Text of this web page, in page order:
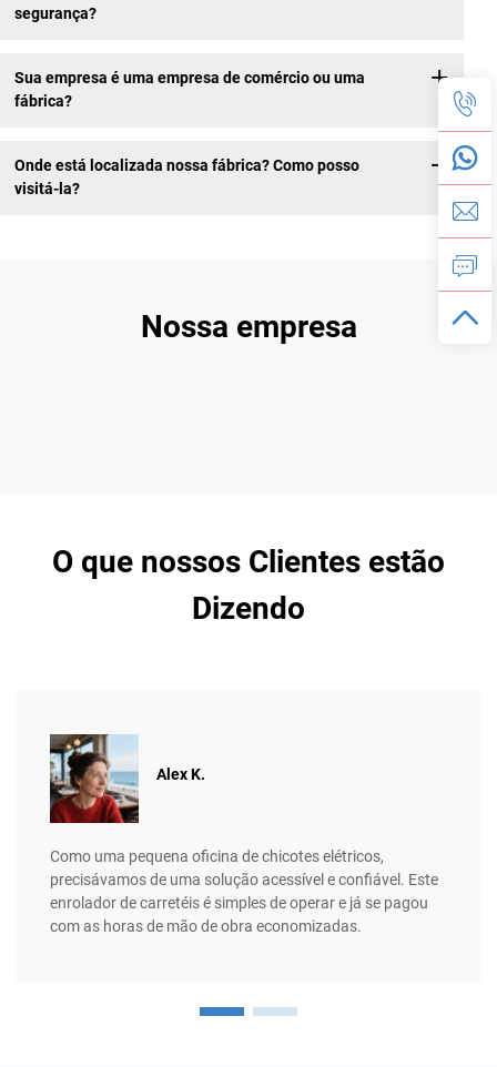
segurança?
Sua empresa é uma empresa de comércio ou uma
fábrica?
Onde está localizada nossa fábrica? Como posso
visitá-la?
Nossa empresa
O que nossos Clientes estão
Dizendo
Alex K.
Como uma pequena oficina de chicotes elétricos,
precisávamos de uma solução acessível e confiável. Este
enrolador de carretéis é simples de operar e já se pagou
com as horas de mão de obra economizadas.